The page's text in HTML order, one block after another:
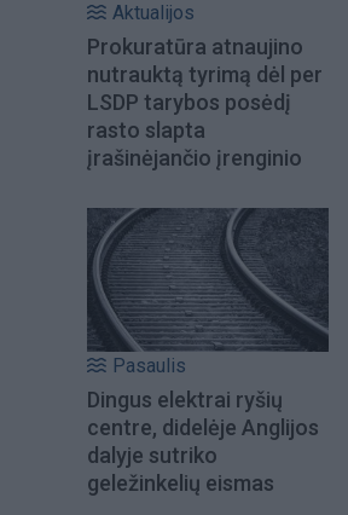
Aktualijos
Prokuratūra atnaujino
nutrauktą tyrimą dėl per
LSDP tarybos posėdį
rasto slapta
įrašinėjančio įrenginio
Pasaulis
Dingus elektrai ryšių
centre, didelėje Anglijos
dalyje sutriko
geležinkelių eismas